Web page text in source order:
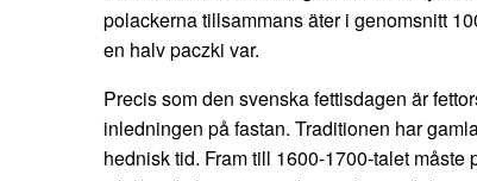
polackerna tillsammans äter i genomsnitt
en halv paczki var.
Precis som den svenska fettisdagen är
inledningen på fastan. Traditionen har
hednisk tid. Fram till 1600-1700-talet måste